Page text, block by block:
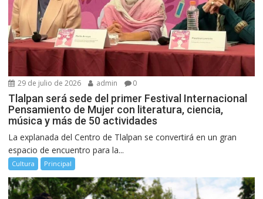
29 de julio de 2026 admin 0
Tlalpan será sede del primer Festival Internacional
Pensamiento de Mujer con literatura, ciencia,
música y más de 50 actividades
La explanada del Centro de Tlalpan se convertirá en un gran
espacio de encuentro para la...
Cultura Principal